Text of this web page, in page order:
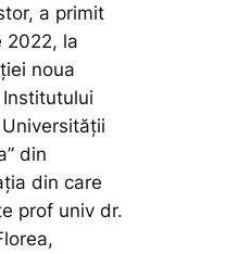
a primit
2022, la
noua
din
din care
prof univ dr.